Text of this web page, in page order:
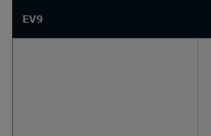
EV9